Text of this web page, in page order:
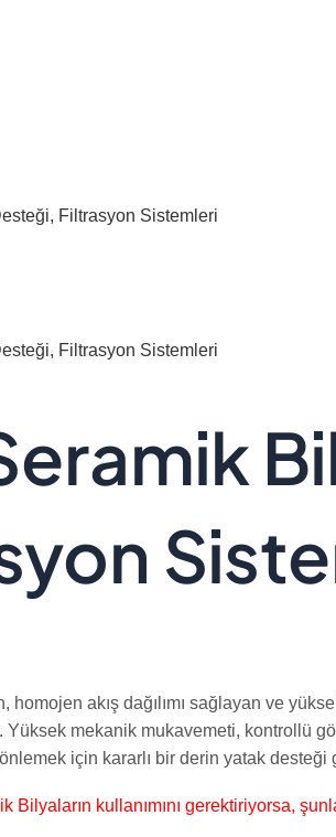
Filtrasyon Sistemleri
Filtrasyon Sistemleri
akış dağılımı sağlayan ve
mekanik mukavemeti, kontrollü
için kararlı bir derin yatak
Bilyaların kullanımını gerektiriyorsa,